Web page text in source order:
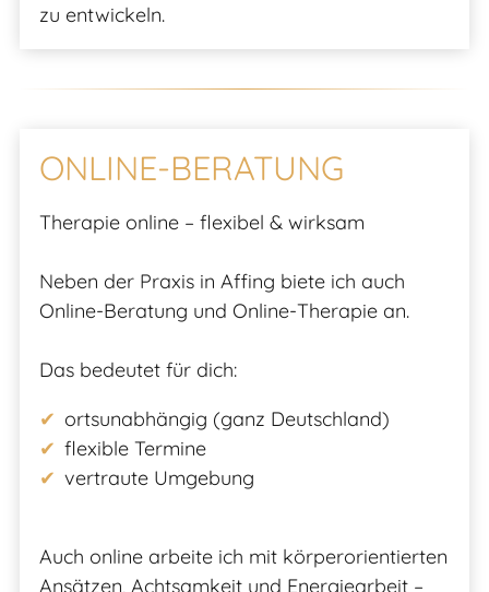
zu entwickeln.
ONLINE-BERATUNG
Therapie online – flexibel & wirksam
Neben der Praxis in Affing biete ich auch
Online-Beratung und Online-Therapie an.
Das bedeutet für dich:
ortsunabhängig (ganz Deutschland)
flexible Termine
vertraute Umgebung
Auch online arbeite ich mit körperorientierten
Ansätzen, Achtsamkeit und Energiearbeit –